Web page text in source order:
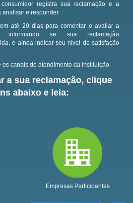
registra sua reclamação e a
analisar e responder.
até 20 dias para comentar e avaliar a
informando se sua reclamação
e ainda indicar seu nível de satisfação
os canais de atendimento da instituição.
a sua reclamação, clique
abaixo e leia:
Empresas Participantes